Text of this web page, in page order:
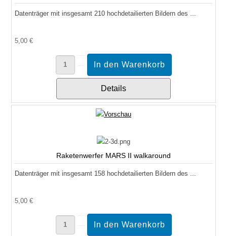
Datenträger mit insgesamt 210 hochdetailierten Bildern des ...
5,00 €
Details
Raketenwerfer MARS II walkaround
Datenträger mit insgesamt 158 hochdetailierten Bildern des ...
5,00 €